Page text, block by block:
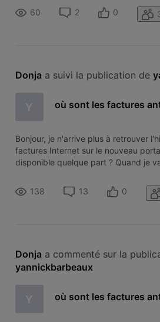
60
2 0
Donja a suivi la publication de
Y où sont les factures
Bonjour, je n'arrive plus à retrouver
factures Internet sur le nouveau
disponible quelque part ? Quand je
selected period! Mais je n'ai pas le
138 13 0
Donja a commenté sur la
yannickbarbeaux
Y où sont les factures